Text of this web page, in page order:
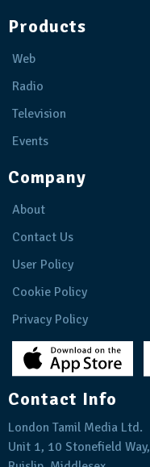
Products
Web
Radio
Television
Events
Company
About
Contact Us
User Policy
Cookie Policy
Privacy Policy
Contact Info
London Tamil Media Ltd.
Unit 1, 10 Stonefield Way,